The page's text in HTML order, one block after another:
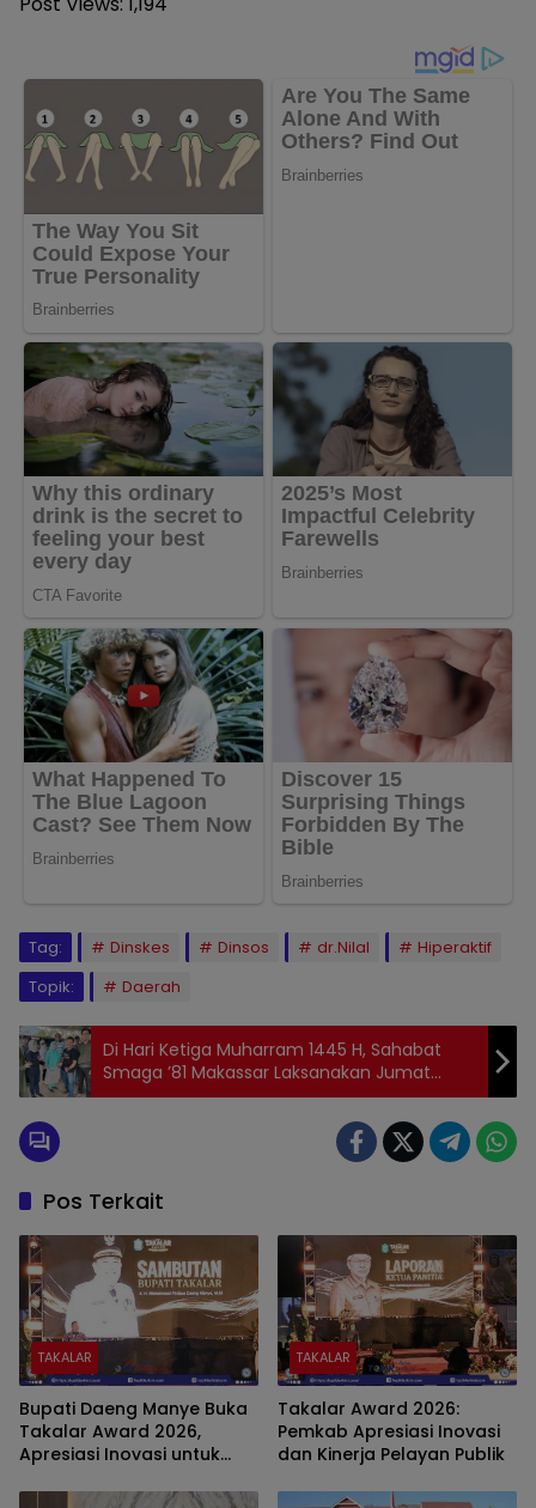
Tag: Dinskes Dinsos dr.Nilal
Hiperaktif
Topik:
Daerah
Di Hari Ketiga Muharram 1445 H, Sahabat
Smaga ’81 Makassar Laksanakan Jumat
Berkah
Pos Terkait
TAKALAR
Bupati Daeng Manye Buka
Takalar Award 2026,
Apresiasi Inovasi untuk
Publik
TAKALAR
Takalar Award 2026:
Pemkab Apresiasi Inovasi
dan Kinerja Pelayan Publik